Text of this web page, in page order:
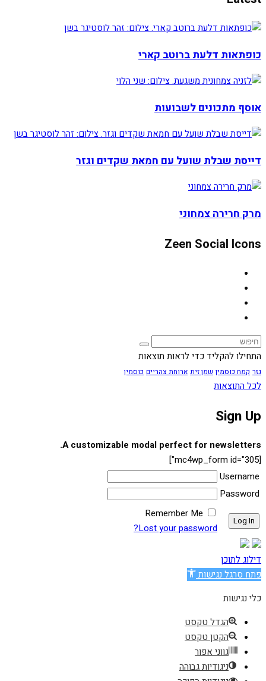
כופתאות דלעת ברוטב קארי
אוסף מתכונים לשבועות
דייסת שבלת שועל עם חמאת שקדים וגזר
מרק חרירה צמחוני
Zeen Social Icons
התחילו להקליד כדי לראות תוצאות
גזר קמח כוסמין שמן זית ארוחת צהריים כוסמין
לכל התוצאות
Sign Up
A customizable modal perfect for newsletters.
[mc4wp_form id="305"]
Username
Password
Remember Me
Lost your password?
דילוג לתוכן
פתח סרגל נגישות
כלי נגישות
הגדל טקסט
הקטן טקסט
גווני אפור
ניגודיות גבוהה